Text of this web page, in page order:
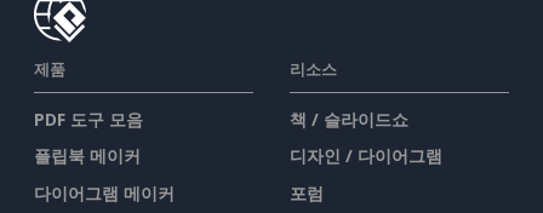
제품
PDF 도구 모음
플립북 메이커
다이어그램 메이커
리소스
책 / 슬라이드쇼
디자인 / 다이어그램
포럼